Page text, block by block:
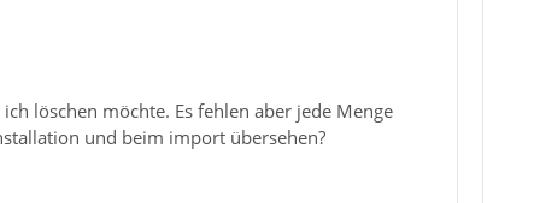
löschen möchte. Es fehlen aber jede Menge
und beim import übersehen?